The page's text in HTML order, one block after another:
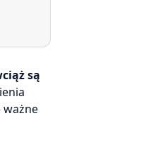
są
ważne